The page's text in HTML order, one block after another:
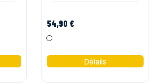
54,90 €
Orange / Bleu marine